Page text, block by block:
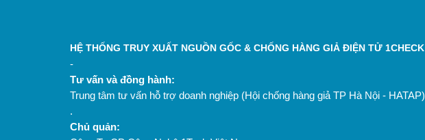
HỆ THỐNG TRUY XUẤT NGUỒN GỐC & CHỐNG HÀNG GIẢ ĐIỆN TỬ 1CHECK
-
Tư vấn và đồng hành:
Trung tâm tư vấn hỗ trợ doanh nghiệp (Hội chống hàng giả TP Hà Nội - HATAP)
.
Chủ quản: